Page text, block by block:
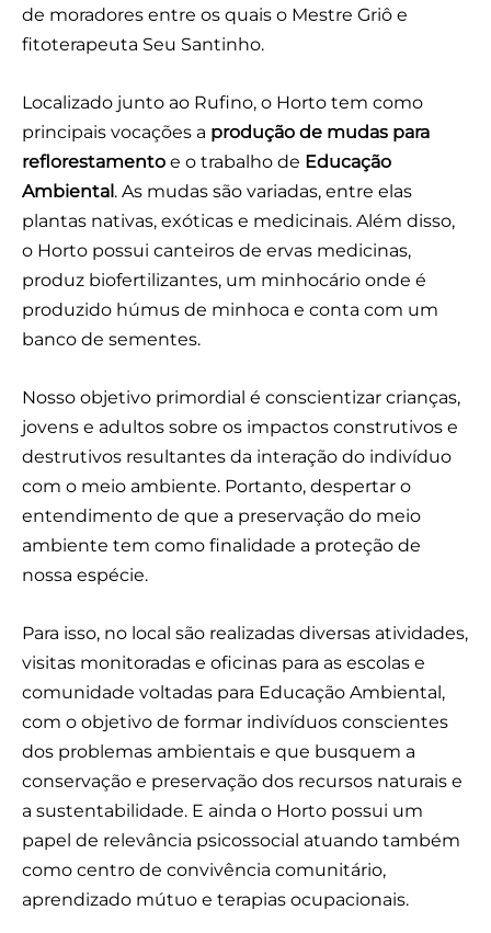
de moradores entre os quais o Mestre Griô e
fitoterapeuta Seu Santinho.
Localizado junto ao Rufino, o Horto tem como
principais vocações a produção de mudas para
reflorestamento e o trabalho de Educação
Ambiental. As mudas são variadas, entre elas
plantas nativas, exóticas e medicinais. Além disso,
o Horto possui canteiros de ervas medicinas,
produz biofertilizantes, um minhocário onde é
produzido húmus de minhoca e conta com um
banco de sementes.
Nosso objetivo primordial é conscientizar crianças,
jovens e adultos sobre os impactos construtivos e
destrutivos resultantes da interação do indivíduo
com o meio ambiente. Portanto, despertar o
entendimento de que a preservação do meio
ambiente tem como finalidade a proteção de
nossa espécie.
Para isso, no local são realizadas diversas atividades,
visitas monitoradas e oficinas para as escolas e
comunidade voltadas para Educação Ambiental,
com o objetivo de formar indivíduos conscientes
dos problemas ambientais e que busquem a
conservação e preservação dos recursos naturais e
a sustentabilidade. E ainda o Horto possui um
papel de relevância psicossocial atuando também
como centro de convivência comunitário,
aprendizado mútuo e terapias ocupacionais.